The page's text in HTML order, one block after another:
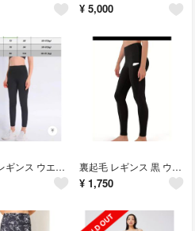
¥ 5,000
裏起毛 レギンス ウエア ベージュ 裏起毛 レギンス 黒 ウエア
¥ 1,750